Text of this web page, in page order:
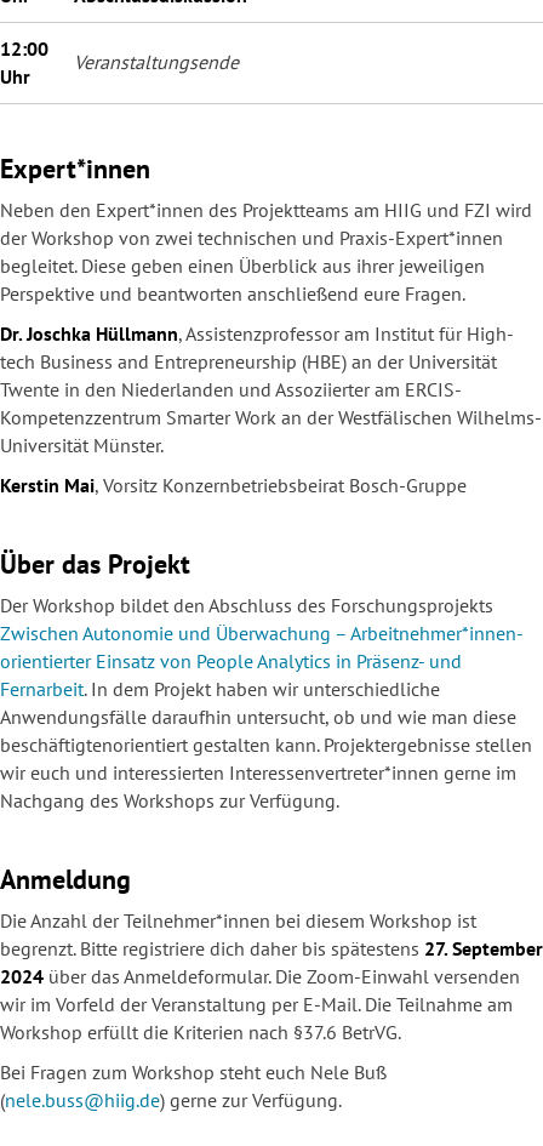
12:00
Uhr
Veranstaltungsende
Expert*innen
Neben den Expert*innen des Projektteams am HIIG und FZI wird
der Workshop von zwei technischen und Praxis-Expert*innen
begleitet. Diese geben einen Überblick aus ihrer jeweiligen
Perspektive und beantworten anschließend eure Fragen.
Dr. Joschka Hüllmann, Assistenzprofessor am Institut für High-
tech Business and Entrepreneurship (HBE) an der Universität
Twente in den Niederlanden und Assoziierter am ERCIS-
Kompetenzzentrum Smarter Work an der Westfälischen Wilhelms-
Universität Münster.
Kerstin Mai, Vorsitz Konzernbetriebsbeirat Bosch-Gruppe
Über das Projekt
Der Workshop bildet den Abschluss des Forschungsprojekts
Zwischen Autonomie und Überwachung – Arbeitnehmer*innen-
orientierter Einsatz von People Analytics in Präsenz- und
Fernarbeit. In dem Projekt haben wir unterschiedliche
Anwendungsfälle daraufhin untersucht, ob und wie man diese
beschäftigtenorientiert gestalten kann. Projektergebnisse stellen
wir euch und interessierten Interessenvertreter*innen gerne im
Nachgang des Workshops zur Verfügung.
Anmeldung
Die Anzahl der Teilnehmer*innen bei diesem Workshop ist
begrenzt. Bitte registriere dich daher bis spätestens 27. September
2024 über das Anmeldeformular. Die Zoom-Einwahl versenden
wir im Vorfeld der Veranstaltung per E-Mail. Die Teilnahme am
Workshop erfüllt die Kriterien nach §37.6 BetrVG.
Bei Fragen zum Workshop steht euch Nele Buß
(nele.buss@hiig.de) gerne zur Verfügung.